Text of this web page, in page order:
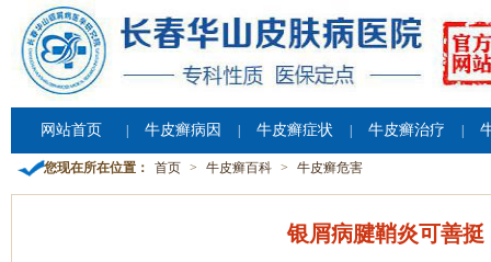
网站首页 牛皮癣病因 牛皮癣症状 牛皮癣治疗
您现在所在位置： 首页 > 牛皮癣百科 > 牛皮癣危害
银屑病腱鞘炎可善挺